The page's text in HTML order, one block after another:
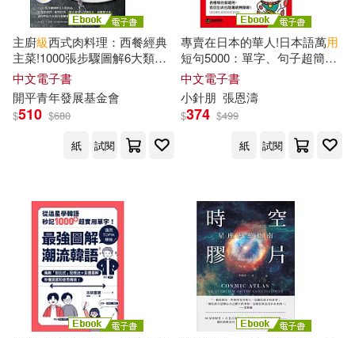
堀桂太郎(2)
外國語研究發展中心(2)
大嶋祥譽(2)
天明教育全國二級建造師資格考試
姚廣輝(2)
崔萬照(2) 希伯崙編輯部(2)
帕維爾．塔索林(2) 幾米(2)
北京希望電子出版社(2)
北星(2) 啟動文化(2)
大塊文化(2)
太雅出版社(2) 寶島社(2)
悅知文化(2)
方智(2) 方舟文化(2)
主廚級西式肉料理：西餐經典
主菜!1000張步驟圖解6大類肉
品，從食材選擇、配料佐搭、
醬汁運用、烹調技法到擺盤呈
現，讓你輕鬆在家做出餐廳級
美味! (電子書)
中文電子書
開平青年發展基金會
$510 $680
紙
試閱
專賣在日本的華人!日本語萬用
短句5000：單字、句子超簡
單、超好用!各種場合都適用，
在日生活也能溝通無障礙!(附音
檔) (電子書)
中文電子書
小針朋 張恩濤
$374 $499
紙
試閱